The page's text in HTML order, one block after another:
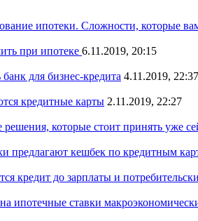
ипотеки. Сложности, которые
при ипотеке 6.11.2019, 20:15
для бизнес-кредита 4.11.2019, 22:37
кредитные карты 2.11.2019, 22:27
которые стоит принять уже
предлагают кешбек по кредитным
кредит до зарплаты и
ипотечные ставки